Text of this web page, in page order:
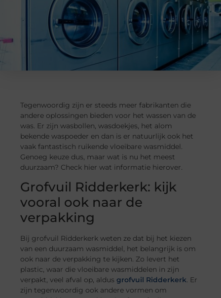
Tegenwoordig zijn er steeds meer fabrikanten die
andere oplossingen bieden voor het wassen van de
was. Er zijn wasbollen, wasdoekjes, het alom
bekende waspoeder en dan is er natuurlijk ook het
vaak fantastisch ruikende vloeibare wasmiddel.
Genoeg keuze dus, maar wat is nu het meest
duurzaam? Check hier wat informatie hierover.
Grofvuil Ridderkerk: kijk
vooral ook naar de
verpakking
Bij grofvuil Ridderkerk weten ze dat bij het kiezen
van een duurzaam wasmiddel, het belangrijk is om
ook naar de verpakking te kijken. Zo levert het
plastic, waar die vloeibare wasmiddelen in zijn
verpakt, veel afval op, aldusgrofvuil Ridderkerk. Er
zijn tegenwoordig ook andere vormen om